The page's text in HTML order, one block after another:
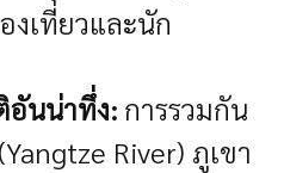
งเที่ยวและนัก
อันน่าทึ่ง: การรวมกัน
River) ภูเขา